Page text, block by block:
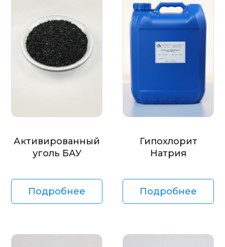
Активированный
уголь БАУ
Подробнее
Гипохлорит
Натрия
Подробнее